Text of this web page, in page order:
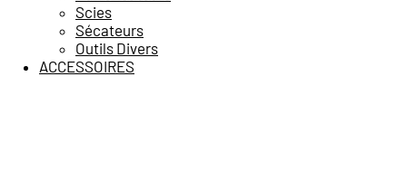
Scies
Sécateurs
Outils Divers
ACCESSOIRES